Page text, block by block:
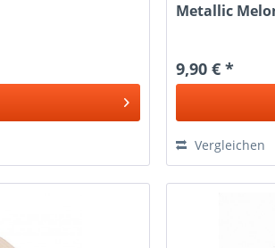
Metallic
9,90 € *
Vergleichen